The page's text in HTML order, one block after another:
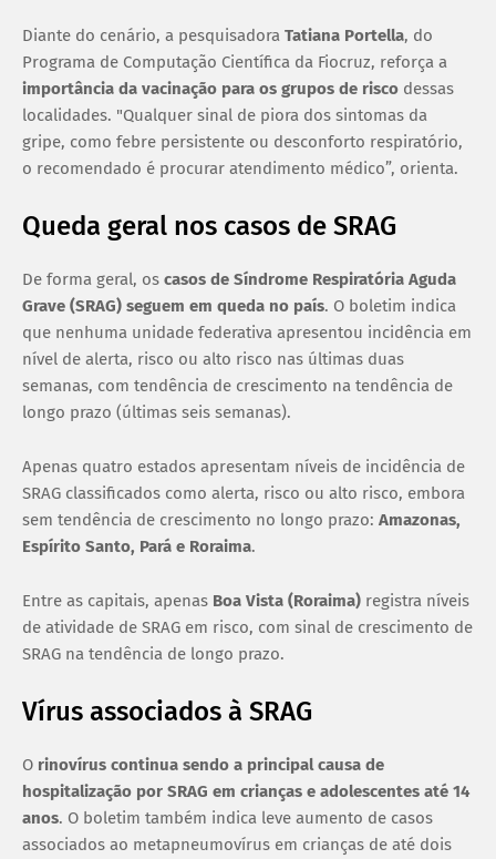
Diante do cenário, a pesquisadora Tatiana Portella, do
Programa de Computação Científica da Fiocruz, reforça a
importância da vacinação para os grupos de risco dessas
localidades. "Qualquer sinal de piora dos sintomas da
gripe, como febre persistente ou desconforto respiratório,
o recomendado é procurar atendimento médico”, orienta.
Queda geral nos casos de SRAG
De forma geral, os casos de Síndrome Respiratória Aguda
Grave (SRAG) seguem em queda no país. O boletim indica
que nenhuma unidade federativa apresentou incidência em
nível de alerta, risco ou alto risco nas últimas duas
semanas, com tendência de crescimento na tendência de
longo prazo (últimas seis semanas).
Apenas quatro estados apresentam níveis de incidência de
SRAG classificados como alerta, risco ou alto risco, embora
sem tendência de crescimento no longo prazo: Amazonas,
Espírito Santo, Pará e Roraima.
Entre as capitais, apenas Boa Vista (Roraima) registra níveis
de atividade de SRAG em risco, com sinal de crescimento de
SRAG na tendência de longo prazo.
Vírus associados à SRAG
O rinovírus continua sendo a principal causa de
hospitalização por SRAG em crianças e adolescentes até 14
anos. O boletim também indica leve aumento de casos
associados ao metapneumovírus em crianças de até dois